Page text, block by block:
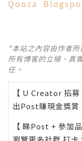
Qooza
*本站之內容由作者
所有博客的立場、真
任。
【 U Creator 招募
出Post賺現金獎賞
【 睇Post + 參加